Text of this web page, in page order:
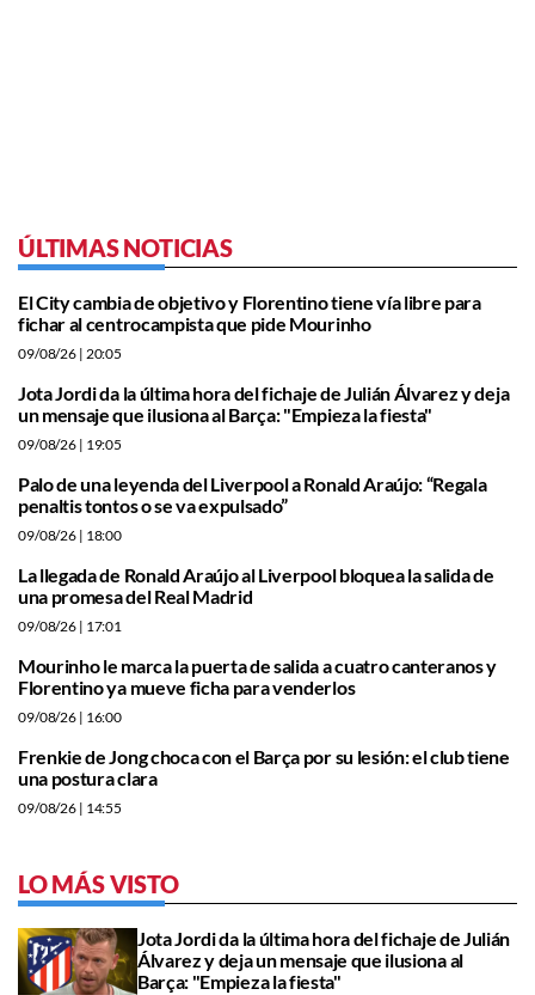
ÚLTIMAS NOTICIAS
El City cambia de objetivo y Florentino tiene vía libre para
fichar al centrocampista que pide Mourinho
09/08/26 | 20:05
Jota Jordi da la última hora del fichaje de Julián Álvarez y deja
un mensaje que ilusiona al Barça: "Empieza la fiesta"
09/08/26 | 19:05
Palo de una leyenda del Liverpool a Ronald Araújo: “Regala
penaltis tontos o se va expulsado”
09/08/26 | 18:00
La llegada de Ronald Araújo al Liverpool bloquea la salida de
una promesa del Real Madrid
09/08/26 | 17:01
Mourinho le marca la puerta de salida a cuatro canteranos y
Florentino ya mueve ficha para venderlos
09/08/26 | 16:00
Frenkie de Jong choca con el Barça por su lesión: el club tiene
una postura clara
09/08/26 | 14:55
LO MÁS VISTO
Jota Jordi da la última hora del fichaje de Julián
Álvarez y deja un mensaje que ilusiona al
Barça: "Empieza la fiesta"